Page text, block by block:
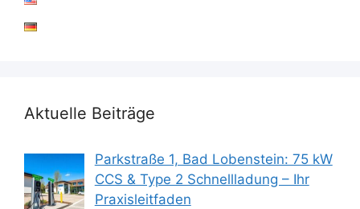
Aktuelle Beiträge
Parkstraße 1, Bad Lobenstein: 75 kW
CCS & Type 2 Schnellladung – Ihr
Praxisleitfaden